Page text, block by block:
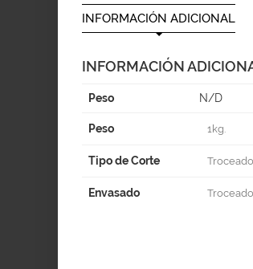
INFORMACIÓN ADICIONAL
INFORMACIÓN
Peso N/D
Peso 1kg.
Tipo de Corte
Envasado